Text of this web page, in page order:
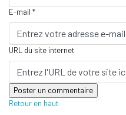
E-mail *
URL du site internet
Retour en haut